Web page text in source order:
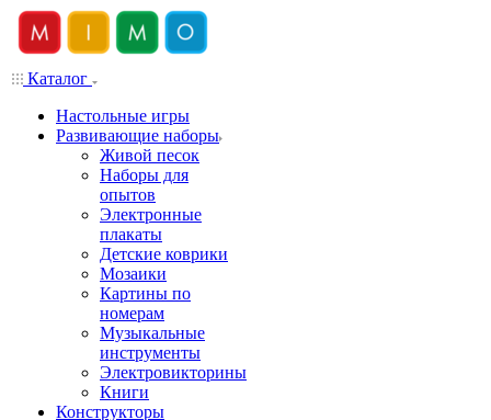
Каталог
Настольные игры
Развивающие наборы
Живой песок
Наборы для
опытов
Электронные
плакаты
Детские коврики
Мозаики
Картины по
номерам
Музыкальные
инструменты
Электровикторины
Книги
Конструкторы